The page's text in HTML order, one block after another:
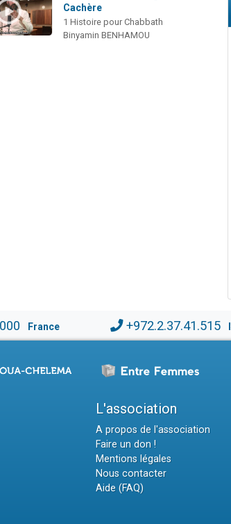
Cachère
1 Histoire pour Chabbath
Binyamin BENHAMOU
France +972.2.37.41.515
L'association
A propos de l'association
Faire un don !
Mentions légales
Nous contacter
Aide (FAQ)